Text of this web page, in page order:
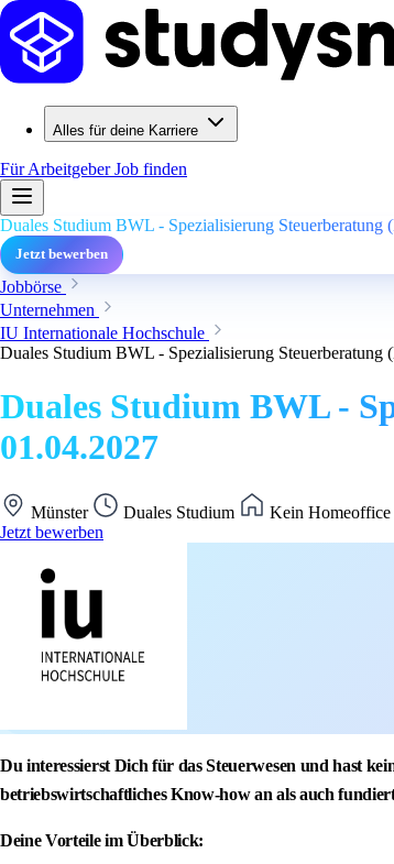
Alles für deine Karriere
Für ArbeitgeberJob finden
Duales Studium BWL - Spezialisierung
Jetzt bewerben
Jobbörse
Unternehmen
IU Internationale Hochschule
Duales Studium BWL - Spezialisierung
Duales Studium BWL -
01.04.2027
Münster Duales Studium
Kein Homeoffice
Jetzt bewerben
Du interessierst Dich für das Steuerwesen und hast
betriebswirtschaftliches Know-how an als auch
Deine Vorteile im Überblick: